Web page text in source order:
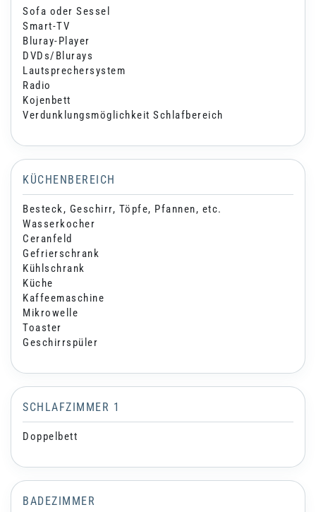
Sofa oder Sessel
Smart-TV
Bluray-Player
DVDs/Blurays
Lautsprechersystem
Radio
Kojenbett
Verdunklungsmöglichkeit Schlafbereich
KÜCHENBEREICH
Besteck, Geschirr, Töpfe, Pfannen, etc.
Wasserkocher
Ceranfeld
Gefrierschrank
Kühlschrank
Küche
Kaffeemaschine
Mikrowelle
Toaster
Geschirrspüler
SCHLAFZIMMER 1
Doppelbett
BADEZIMMER